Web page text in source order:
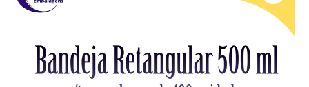
500
unidades
quantidade